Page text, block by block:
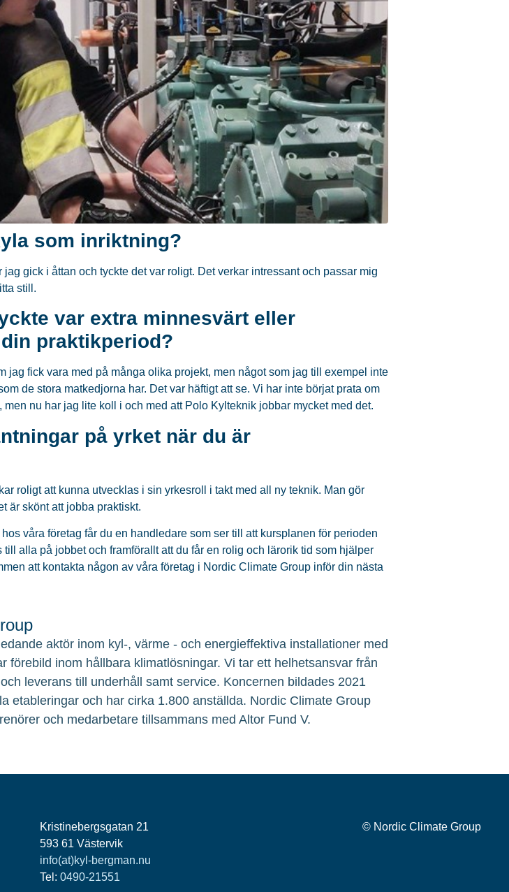
som inriktning?
gick i åttan och tyckte det var roligt. Det verkar intressant och passar mig
still.
var extra minnesvärt eller
praktikperiod?
jag fick vara med på många olika projekt, men något som jag till exempel inte
de stora matkedjorna har. Det var häftigt att se. Vi har inte börjat prata om
nu har jag lite koll i och med att Polo Kylteknik jobbar mycket med det.
på yrket när du är
roligt att kunna utvecklas i sin yrkesroll i takt med all ny teknik. Man gör
är skönt att jobba praktiskt.
våra företag får du en handledare som ser till att kursplanen för perioden
alla på jobbet och framförallt att du får en rolig och lärorik tid som hjälper
att kontakta någon av våra företag i Nordic Climate Group inför din nästa
aktör inom kyl-, värme - och energieffektiva installationer med
förebild inom hållbara klimatlösningar. Vi tar ett helhetsansvar från
leverans till underhåll samt service. Koncernen bildades 2021
etableringar och har cirka 1.800 anställda. Nordic Climate Group
och medarbetare tillsammans med Altor Fund V.
Kristinebergsgatan 21
593 61 Västervik
info(at)kyl-bergman.nu
Tel: 0490-21551
© Nordic Climate Group